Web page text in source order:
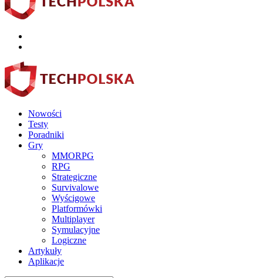
Nowości
Testy
Poradniki
Gry
MMORPG
RPG
Strategiczne
Survivalowe
Wyścigowe
Platformówki
Multiplayer
Symulacyjne
Logiczne
Artykuły
Aplikacje